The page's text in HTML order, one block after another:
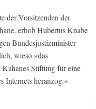
der Vorsitzenden der
erhob Hubertus Knabe
Bundesjustizminister
wieso »das
Stiftung für eine
Internets heranzog.«